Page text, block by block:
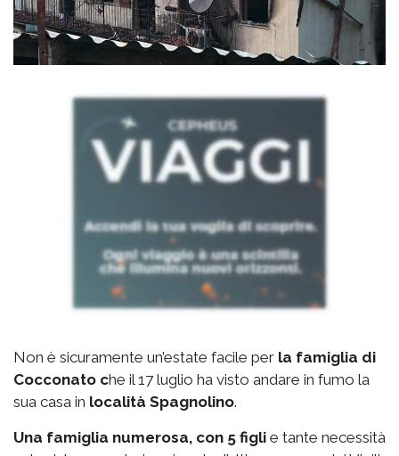
Non è sicuramente un’estate facile per la famiglia di
Cocconato che il 17 luglio ha visto andare in fumo la
sua casa in località Spagnolino.
Una famiglia numerosa, con 5 figli e tante necessità